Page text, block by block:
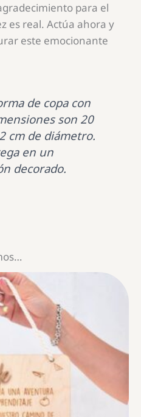
para el
es real. Actúa ahora y
este emocionante
de copa con
son 20
cm de diámetro.
en un
decorado.